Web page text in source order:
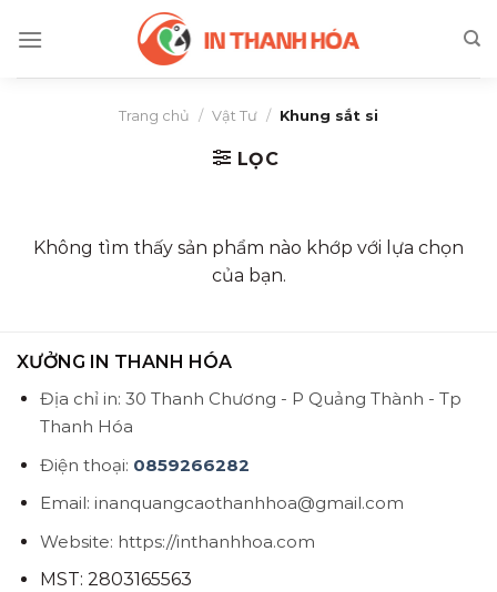
Trang chủ / Vật Tư / Khung sắt si
LỌC
Không tìm thấy sản phẩm nào khớp với lựa chọn
của bạn.
XƯỞNG IN THANH HÓA
Địa chỉ in: 30 Thanh Chương - P Quảng Thành - Tp
Thanh Hóa
Điện thoại: 0859266282
Email: inanquangcaothanhhoa@gmail.com
Website: https://inthanhhoa.com
MST: 2803165563